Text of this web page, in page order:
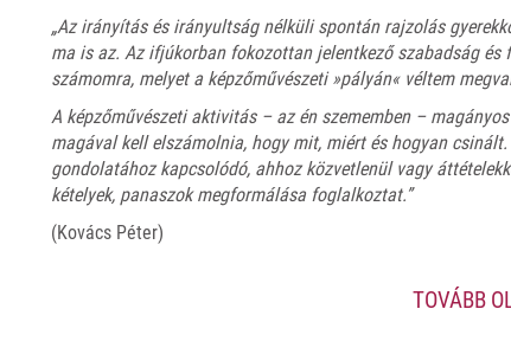
„Az irányítás és irányultság nélküli spontán rajzolás
ma is az. Az ifjúkorban fokozottan jelentkező szabadság
számomra, melyet a képzőművészeti »pályán« véltem
A képzőművészeti aktivitás – az én szememben –
magával kell elszámolnia, hogy mit, miért és hogyan
gondolatához kapcsolódó, ahhoz közvetlenül vagy
kételyek, panaszok megformálása foglalkoztat.”
(Kovács Péter)
festőművész. grafikus, könyvillusztrátor életművét mutatja
TOVÁBB